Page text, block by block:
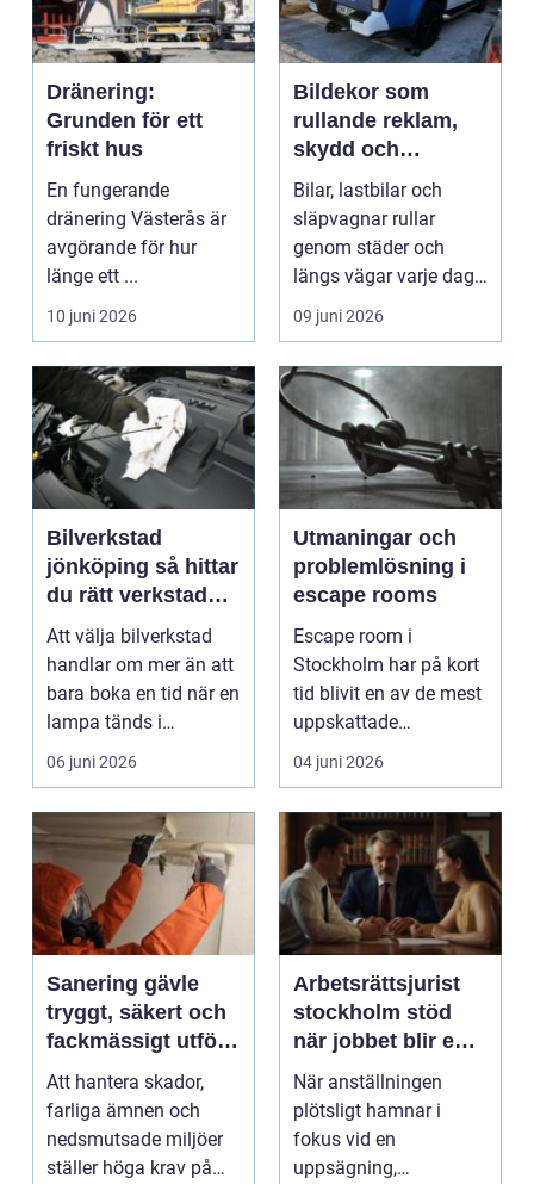
Dränering:
Grunden för ett
friskt hus
En fungerande
dränering Västerås är
avgörande för hur
länge ett ...
10 juni 2026
Bildekor som
rullande reklam,
skydd och
personlig stil
Bilar, lastbilar och
släpvagnar rullar
genom städer och
längs vägar varje dag.
De passerar
tusentals...
09 juni 2026
Bilverkstad
jönköping så hittar
du rätt verkstad
för din bil
Att välja bilverkstad
handlar om mer än att
bara boka en tid när en
lampa tänds i
instrumentpanelen....
06 juni 2026
Utmaningar och
problemlösning i
escape rooms
Escape room i
Stockholm har på kort
tid blivit en av de mest
uppskattade
aktiviteterna fö...
04 juni 2026
Sanering gävle
tryggt, säkert och
fackmässigt utfört
arbete
Att hantera skador,
farliga ämnen och
nedsmutsade miljöer
ställer höga krav på
Arbetsrättsjurist
stockholm stöd
när jobbet blir en
juridisk fråga
När anställningen
plötsligt hamnar i
fokus vid en
uppsägning,